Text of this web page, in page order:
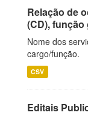
Relação de
(CD), função
Nome dos
cargo/função.
CSV
Editais